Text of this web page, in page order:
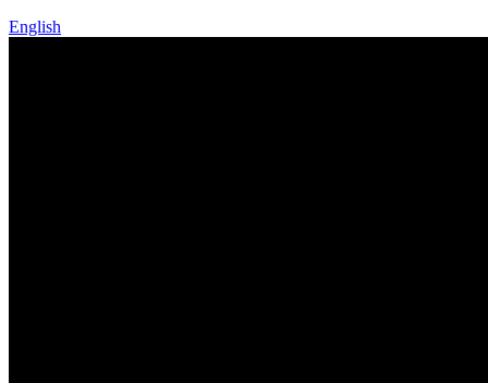
English